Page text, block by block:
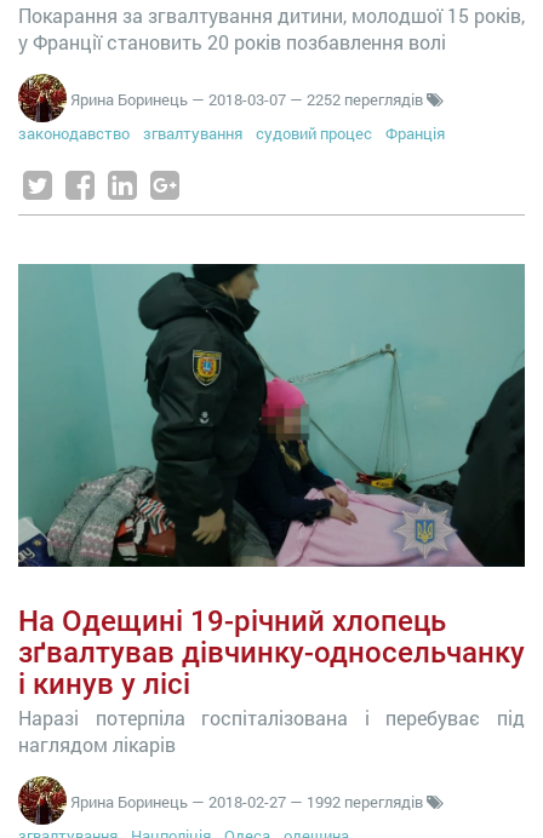
Покарання за згвалтування дитини, молодшої 15 років,
у Франції становить 20 років позбавлення волі
Ярина Боринець — 2018-03-07 — 2252 переглядів
законодавство
згвалтування судовий процес Франція
На Одещині 19-річний хлопець
зґвалтував дівчинку-односельчанку
і кинув у лісі
Наразі потерпіла госпіталізована і перебуває під
наглядом лікарів
Ярина Боринець — 2018-02-27 — 1992 переглядів